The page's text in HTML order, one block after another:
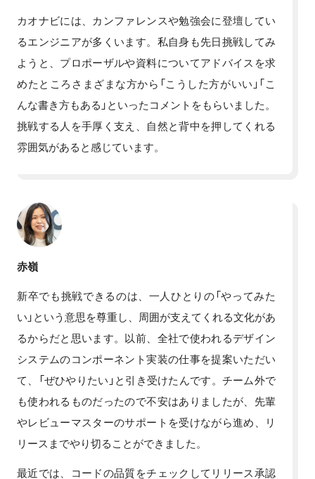
カオナビには、カンファレンスや勉強会に登壇してい
るエンジニアが多くいます。私自身も先日挑戦してみ
ようと、プロポーザルや資料についてアドバイスを求
めたところさまざまな方から「こうした方がいい」「こ
んな書き方もある」といったコメントをもらいました。
挑戦する人を手厚く支え、自然と背中を押してくれる
雰囲気があると感じています。
赤嶺
新卒でも挑戦できるのは、一人ひとりの「やってみた
い」という意思を尊重し、周囲が支えてくれる文化があ
るからだと思います。以前、全社で使われるデザイン
システムのコンポーネント実装の仕事を提案いただい
て、「ぜひやりたい」と引き受けたんです。チーム外で
も使われるものだったので不安はありましたが、先輩
やレビューマスターのサポートを受けながら進め、リ
リースまでやり切ることができました。
最近では、コードの品質をチェックしてリリース承認